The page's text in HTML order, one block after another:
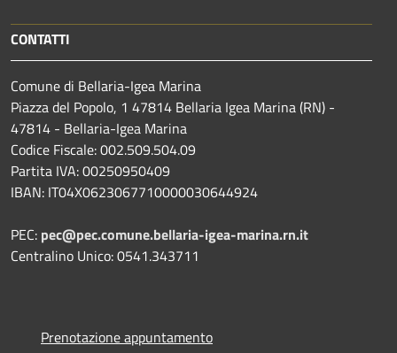
CONTATTI
Comune di Bellaria-Igea Marina
Piazza del Popolo, 1 47814 Bellaria Igea Marina (RN) -
47814 - Bellaria-Igea Marina
Codice Fiscale: 002.509.504.09
Partita IVA: 00250950409
IBAN: IT04X0623067710000030644924
PEC: pec@pec.comune.bellaria-igea-marina.rn.it
Centralino Unico: 0541.343711
Prenotazione appuntamento